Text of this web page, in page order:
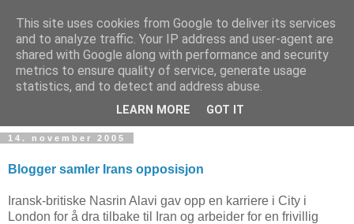
Teknologinyheter
14. november 2005
Blogger samler Irans opposisjon
Iransk-britiske Nasrin Alavi gav opp en karriere i City i
London for å dra tilbake til Iran og arbeider for en frivillig
This site uses cookies from Google to deliver its services
and to analyze traffic. Your IP address and user-agent are
shared with Google along with performance and security
metrics to ensure quality of service, generate usage
statistics, and to detect and address abuse.
LEARN MORE GOT IT